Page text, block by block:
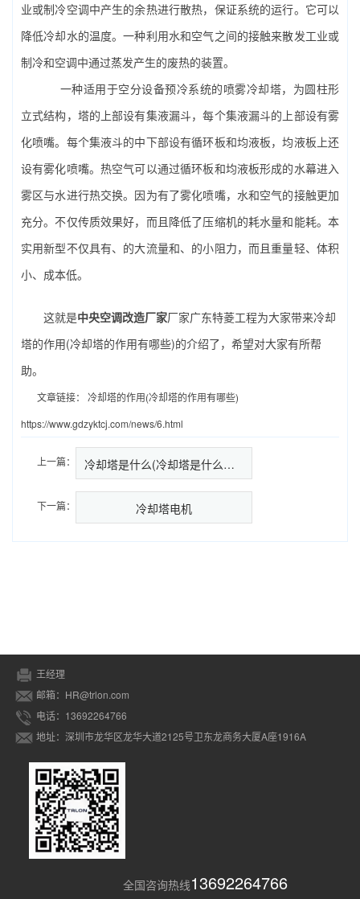
业或制冷空调中产生的余热进行散热，保证系统的运行。它可以
降低冷却水的温度。一种利用水和空气之间的接触来散发工业或
制冷和空调中通过蒸发产生的废热的装置。
一种适用于空分设备预冷系统的喷雾冷却塔，为圆柱形
立式结构，塔的上部设有集液漏斗，每个集液漏斗的上部设有雾
化喷嘴。每个集液斗的中下部设有循环板和均液板，均液板上还
设有雾化喷嘴。热空气可以通过循环板和均液板形成的水幕进入
雾区与水进行热交换。因为有了雾化喷嘴，水和空气的接触更加
充分。不仅传质效果好，而且降低了压缩机的耗水量和能耗。本
实用新型不仅具有、的大流量和、的小阻力，而且重量轻、体积
小、成本低。
这就是中央空调改造厂家厂家广东特菱工程为大家带来冷却
塔的作用(冷却塔的作用有哪些)的介绍了，希望对大家有所帮
助。
文章链接：
冷却塔的作用(冷却塔的作用有哪些)
https://www.gdzyktcj.com/news/6.html
上一篇： 冷却塔是什么(冷却塔是什么东西)…
下一篇： 冷却塔电机
王经理
邮箱：HR@trlon.com
电话：13692264766
地址：深圳市龙华区龙华大道2125号卫东龙商务大厦A座1916A
全国咨询热线13692264766